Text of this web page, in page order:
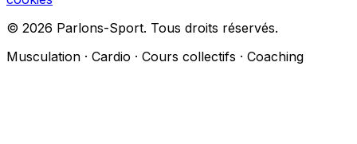
© 2026 Parlons-Sport. Tous droits réservés.
Musculation · Cardio · Cours collectifs · Coaching